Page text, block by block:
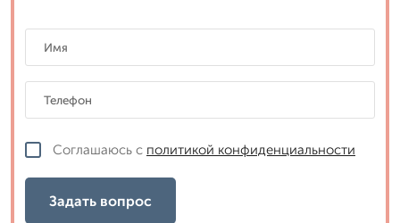
Соглашаюсь с политикой конфиденциальности
Задать вопрос